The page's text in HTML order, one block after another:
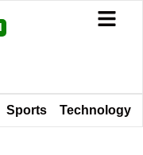
Sports Technology